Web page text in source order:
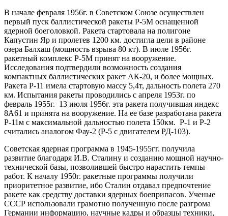
В начале февраля 1956г. в Советском Союзе осуществлен
первый пуск баллистической ракеты Р-5М оснащенной
ядерной боеголовкой. Ракета стартовала на полигоне
Капустин Яр и пролетев 1200 км. достигла цели в районе
озера Балхаш (мощность взрыва 80 кт). В июле 1956г.
ракетный комплекс Р-5М принят на вооружение.
Исследования подтвердили возможность создания
компактных баллистических ракет АК-20, и более мощных.
Ракета Р-11 имела стартовую массу 5,4т, дальность полета 270
км. Испытания ракеты проводились с апреля 1953г. по
февраль 1955г. 13 июля 1956г. эта ракета получившая индекс
8А61 и принята на вооружение. На ее базе разработана ракета
Р-11м с максимальной дальностью полета 150км. Р-1 и Р-2
считались аналогом Фау-2 (Р-5 с двигателем РД-103).
Советская ядерная программа в 1945-1955гг. получила
развитие благодаря И.В. Сталину и созданию мощной научно-
технической базы, позволившей быстро нарастить темпы
работ. К началу 1950г. ракетные программы получили
приоритетное развитие, ибо Сталин отдавал предпочтение
ракете как средству доставки ядерных боеприпасов. Ученые
СССР использовали грамотно полученную после разгрома
Германии информацию, научные кадры и образцы техники,